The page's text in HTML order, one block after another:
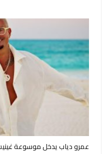
عمرو دياب يدخل موسوعة